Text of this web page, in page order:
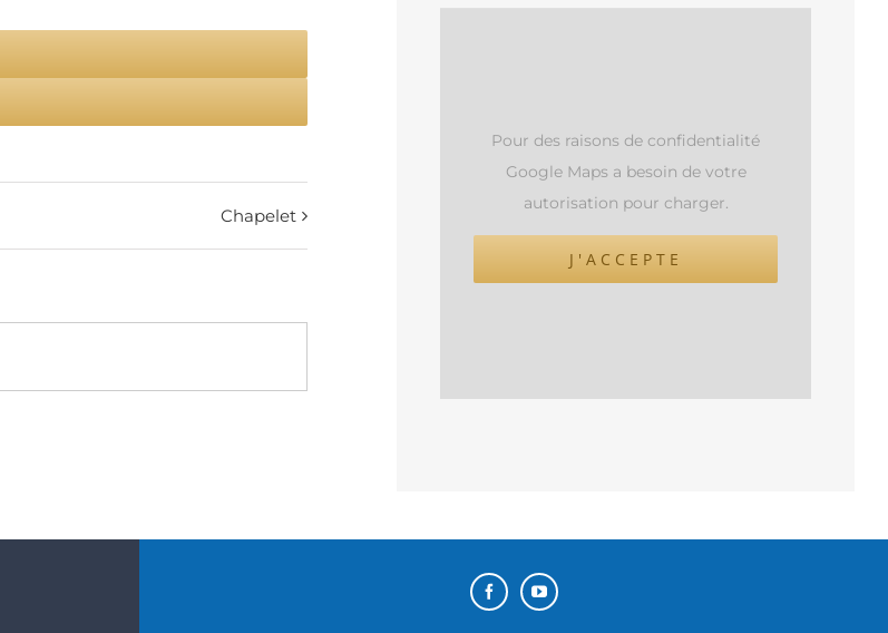
Chapelet
Pour des raisons de confidentialité
Google Maps a besoin de votre
autorisation pour charger.
J'ACCEPTE